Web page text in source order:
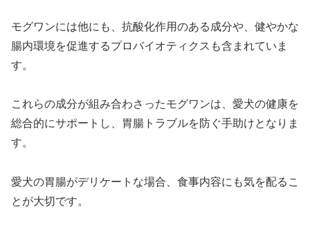
モグワンには他にも、抗酸化作用のある成分や、健やかな
腸内環境を促進するプロバイオティクスも含まれていま
す。
これらの成分が組み合わさったモグワンは、愛犬の健康を
総合的にサポートし、胃腸トラブルを防ぐ手助けとなりま
す。
愛犬の胃腸がデリケートな場合、食事内容にも気を配るこ
とが大切です。